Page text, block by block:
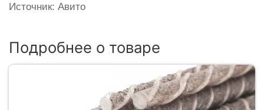
Источник: Авито
Подробнее о товаре